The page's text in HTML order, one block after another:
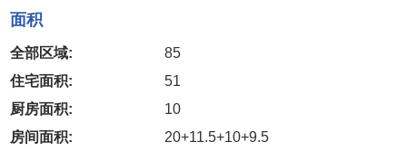
面积
全部区域:
85
住宅面积:
51
厨房面积:
10
房间面积:
20+11.5+10+9.5